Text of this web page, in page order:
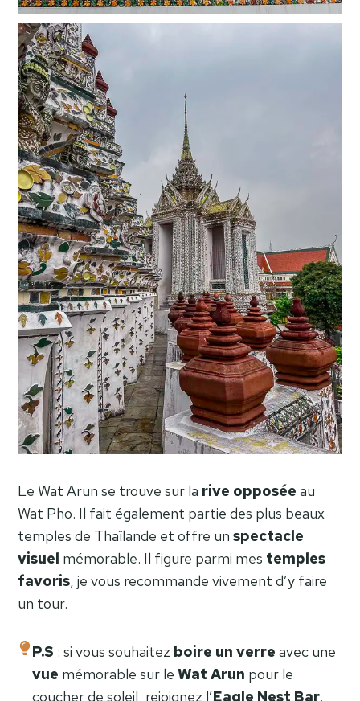
Le Wat Arun se trouve sur la rive opposée au
Wat Pho. Il fait également partie des plus beaux
temples de Thaïlande et offre un spectacle
visuel mémorable. Il figure parmi mes temples
favoris, je vous recommande vivement d’y faire
un tour.
P.S : si vous souhaitez boire un verre avec une
vue mémorable sur le Wat Arun pour le
coucher de soleil, rejoignez l’Eagle Nest Bar.